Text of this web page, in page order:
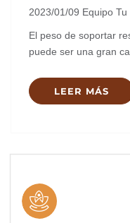
2023/01/09 Equipo
El peso de soportar
puede ser una gran
LEER MÁS